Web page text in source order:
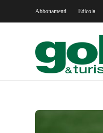
Abbonamenti Edicola